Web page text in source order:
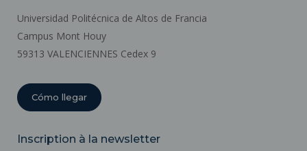
Universidad Politécnica de Altos de Francia
Campus Mont Houy
59313 VALENCIENNES Cedex 9
Cómo llegar
Inscription à la newsletter